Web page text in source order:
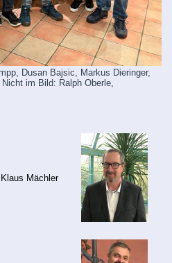
Dusan Bajsic, Markus Dieringer,
im Bild: Ralph Oberle,
Klaus Mächler